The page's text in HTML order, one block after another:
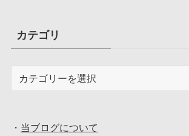
ブカテゴリ
・ 当ブログについて